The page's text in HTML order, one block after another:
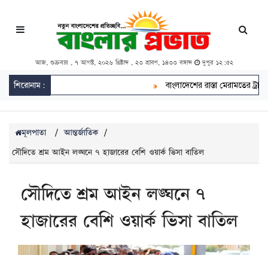
আজ, শুক্রবার , ৭ আগস্ট, ২০২৬ খ্রিষ্টাব্দ , ২৩ শ্রাবণ, ১৪৩৩ বঙ্গাব্দ দুপুর ১২:৫২
শিরোনাম: বাংলাদেশের রাস্তা মেরামতের ট্রাক
মূলপাতা / আন্তর্জাতিক /
সৌদিতে শ্রম আইন লঙ্ঘনে ৭ হাজারের বেশি ওয়ার্ক ভিসা বাতিল
সৌদিতে শ্রম আইন লঙ্ঘনে ৭
হাজারের বেশি ওয়ার্ক ভিসা বাতিল